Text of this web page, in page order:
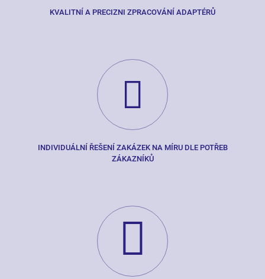
KVALITNÍ A PRECIZNI ZPRACOVÁNÍ ADAPTÉRŮ
INDIVIDUÁLNÍ ŘEŠENÍ ZAKÁZEK NA MÍRU DLE POTŘEB
ZÁKAZNÍKŮ